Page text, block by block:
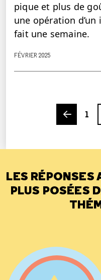
pique et plus de
une opération
fait une semaine.
FÉVRIER 2025
Previous
1
LES RÉPONSES
PLUS POSÉES